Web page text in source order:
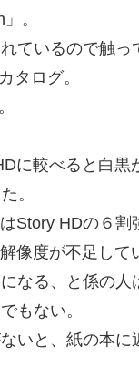
。
ているので触っ
タログ。
に較べると白黒
。
Story HDの６割
像度が不足して
なる、と係の
もない。
いと、紙の本